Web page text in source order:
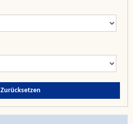
Zurücksetzen